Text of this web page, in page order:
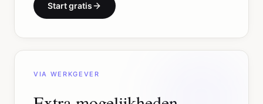
Start gratis
VIA WERKGEVER